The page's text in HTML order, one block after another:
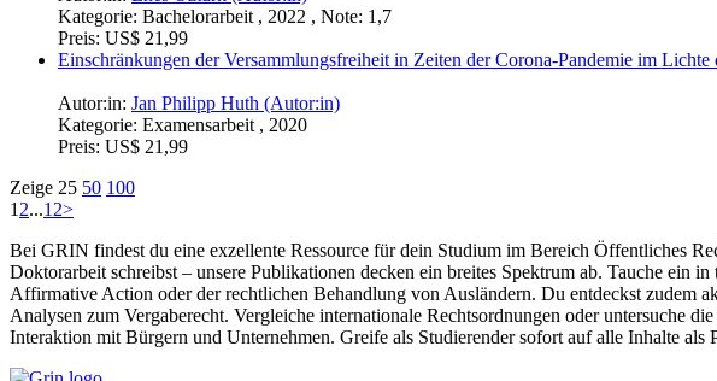
Kategorie: Bachelorarbeit , 2022 , Note: 1,7
Preis: US$ 21,99
Einschränkungen der Versammlungsfreiheit in Zeiten der Corona-Pandemie im
Autor:in: Jan Philipp Huth (Autor:in)
Kategorie: Examensarbeit , 2020
Preis: US$ 21,99
Zeige 25 50 100
1 2...12>
Bei GRIN findest du eine exzellente Ressource für dein Studium im Bereich Öffentliches
Doktorarbeit schreibst – unsere Publikationen decken ein breites Spektrum ab. Tauche ein
Affirmative Action oder der rechtlichen Behandlung von Ausländern. Du entdeckst zudem
Analysen zum Vergaberecht. Vergleiche internationale Rechtsordnungen oder untersuche
Interaktion mit Bürgern und Unternehmen. Greife als Studierender sofort auf alle Inhalte